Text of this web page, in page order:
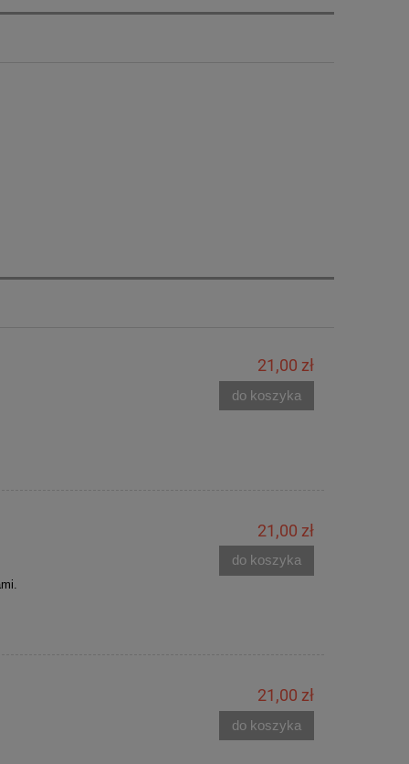
21,00 zł
do koszyka
21,00 zł
do koszyka
21,00 zł
do koszyka